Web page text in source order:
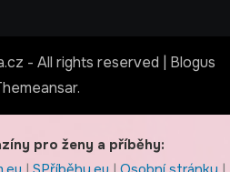
- All rights reserved
Blogus
.
pro ženy a příběhy: